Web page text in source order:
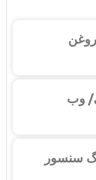
وب
سنسور